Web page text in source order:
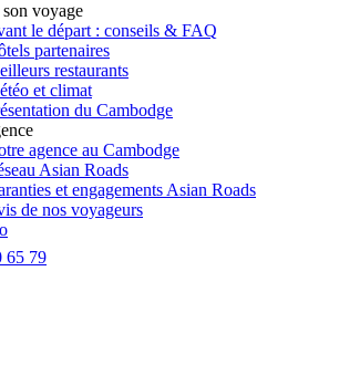
son voyage
le départ : conseils & FAQ
partenaires
restaurants
et climat
du Cambodge
agence au Cambodge
Asian Roads
et engagements Asian Roads
de nos voyageurs
65 79